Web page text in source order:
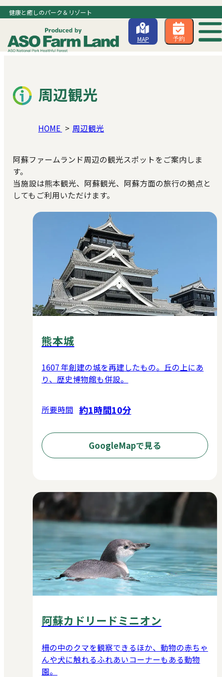
健康と癒しのパーク＆リゾート
MAP 予約
周辺観光
HOME 周辺観光
阿蘇ファームランド周辺の観光スポットをご案内しま
す。
当施設は熊本観光、阿蘇観光、阿蘇方面の旅行の拠点と
してもご利用いただけます。
熊本城
1607 年創建の城を再建したもの。丘の上にあ
り、歴史博物館も併設。
所要時間 約1時間10分
GoogleMapで見る
阿蘇カドリードミニオン
柵の中のクマを観察できるほか、動物の赤ちゃ
んや犬に触れるふれあいコーナーもある動物
園。